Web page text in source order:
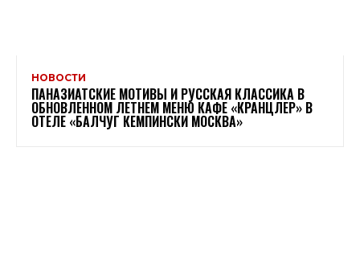
НОВОСТИ
ПАНАЗИАТСКИЕ МОТИВЫ И РУССКАЯ КЛАССИКА В
ОБНОВЛЕННОМ ЛЕТНЕМ МЕНЮ КАФЕ «КРАНЦЛЕР» В
ОТЕЛЕ «БАЛЧУГ КЕМПИНСКИ МОСКВА»